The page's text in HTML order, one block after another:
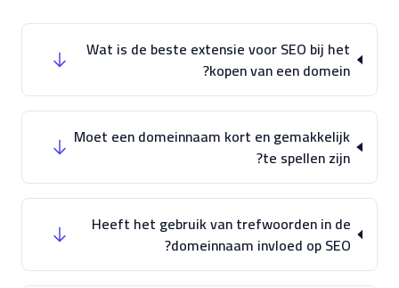
Wat is de beste extensie voor SEO bij het
kopen van een domein?
Moet een domeinnaam kort en gemakkelijk
te spellen zijn?
Heeft het gebruik van trefwoorden in de
domeinnaam invloed op SEO?